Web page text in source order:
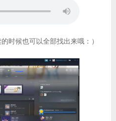
时候也可以全部找出来哦：）